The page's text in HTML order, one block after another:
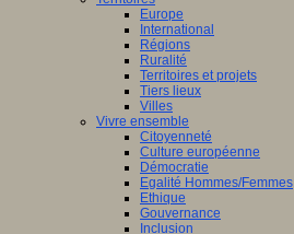
Europe
International
Régions
Ruralité
Territoires et projets
Tiers lieux
Villes
Vivre ensemble
Citoyenneté
Culture européenne
Démocratie
Egalité Hommes/Femmes
Ethique
Gouvernance
Inclusion